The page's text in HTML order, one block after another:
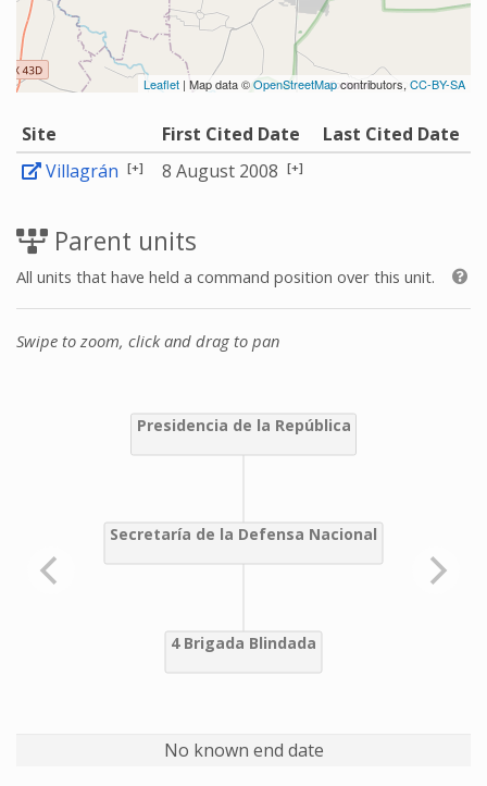
Leaflet | Map data ©OpenStreetMapcontributors, CC-BY-SA
Site First Cited Date
Last Cited Date
Villagrán [+] 8 August 2008 [+]
Parent units
All units that have held a command position over this unit.
Swipe to zoom, click and drag to pan
No known end date